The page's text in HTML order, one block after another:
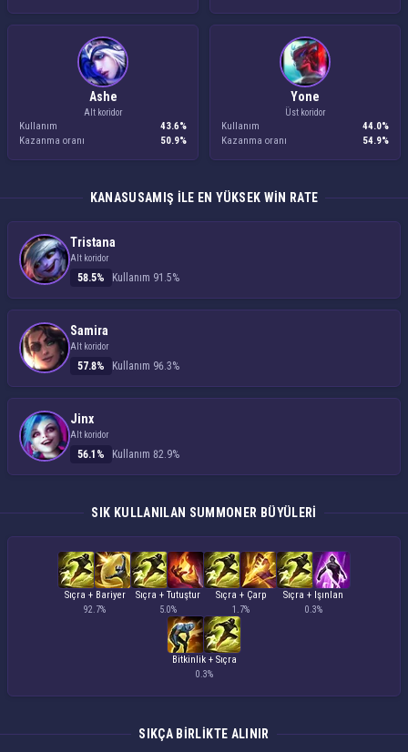
Ashe
Alt koridor
Kullanım
43.6%
Kazanma oranı
50.9%
Yone
Üst koridor
Kullanım
44.0%
Kazanma oranı
54.9%
KANASUSAMIŞ ILE EN YÜKSEK WIN RATE
Tristana
Alt koridor
58.5% Kullanım 91.5%
Samira
Alt koridor
57.8% Kullanım 96.3%
Jinx
Alt koridor
56.1% Kullanım 82.9%
SIK KULLANILAN SUMMONER BÜYÜLERI
Sıçra + Bariyer
92.7%
Sıçra + Tutuştur
5.0%
Sıçra + Çarp
1.7%
Sıçra + Işınlan
0.3%
Bitkinlik + Sıçra
0.3%
SIKÇA BIRLIKTE ALINIR